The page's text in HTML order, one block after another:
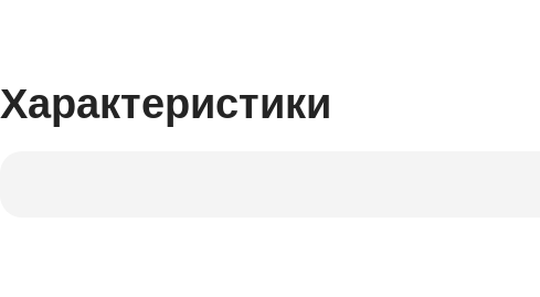
Характеристики